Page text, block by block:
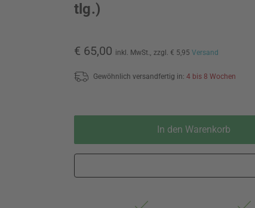
tlg.)
€ 65,00 inkl. MwSt., zzgl. € 5,95 Versand
Gewöhnlich versandfertig in: 4 bis 8 Wochen
In den Warenkorb